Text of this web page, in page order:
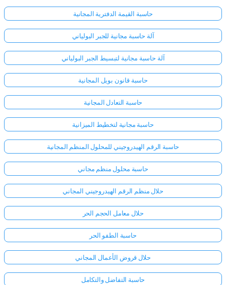
حاسبة القيمة الدفترية المجانية
آلة حاسبة مجانية للجبر البولياني
آلة حاسبة مجانية لتبسيط الجبر البولياني
حاسبة قانون بويل المجانية
حاسبة التعادل المجانية
حاسبة مجانية لتخطيط الميزانية
حاسبة الرقم الهيدروجيني للمحلول المنظم المجانية
حاسبة محلول منظم مجاني
حلال منظم الرقم الهيدروجيني المجاني
حلال معامل الحجم الحر
حاسبة الطفو الحر
حلال قروض الأعمال المجاني
حاسبة التفاضل والتكامل